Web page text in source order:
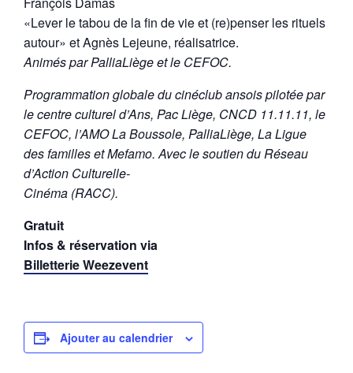
«Lever le tabou de la fin de vie et (re)penser les rituels
autour» et Agnès Lejeune, réalisatrice.
Animés par PalliaLiège et le CEFOC.
Programmation globale du cinéclub ansois pilotée par
le centre culturel d’Ans, Pac Liège, CNCD 11.11.11, le
CEFOC, l’AMO La Boussole, PalliaLiège, La Ligue
des familles et Mefamo. Avec le soutien du Réseau
d’Action Culturelle-
Cinéma (RACC).
Gratuit
Infos & réservation via
Billetterie Weezevent
Ajouter au calendrier